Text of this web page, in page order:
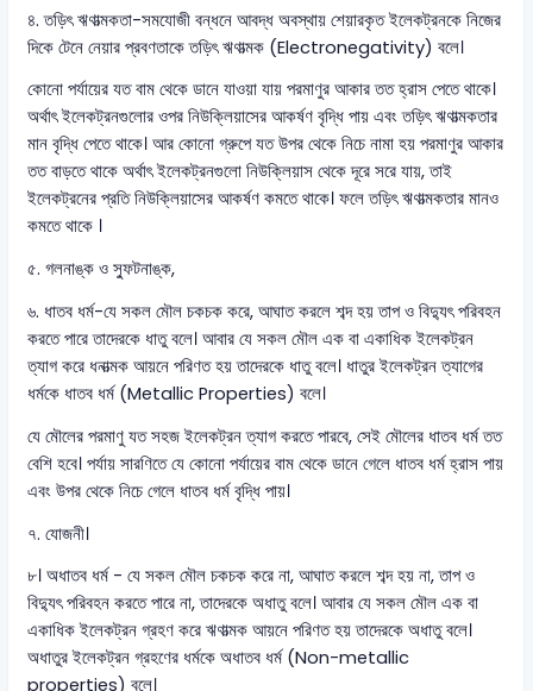
৪. তড়িৎ ঋণাত্মকতা-সমযোজী বন্ধনে আবদ্ধ অবস্থায় শেয়ারকৃত ইলেকট্রনকে নিজের
দিকে টেনে নেয়ার প্রবণতাকে তড়িৎ ঋণাত্মক (Electronegativity) বলে।
কোনো পর্যায়ের যত বাম থেকে ডানে যাওয়া যায় পরমাণুর আকার তত হ্রাস পেতে থাকে।
অর্থাৎ ইলেকট্রনগুলোর ওপর নিউক্লিয়াসের আকর্ষণ বৃদ্ধি পায় এবং তড়িৎ ঋণাত্মকতার
মান বৃদ্ধি পেতে থাকে। আর কোনো গ্রুপে যত উপর থেকে নিচে নামা হয় পরমাণুর আকার
তত বাড়তে থাকে অর্থাৎ ইলেকট্রনগুলো নিউক্লিয়াস থেকে দূরে সরে যায়, তাই
ইলেকট্রনের প্রতি নিউক্লিয়াসের আকর্ষণ কমতে থাকে। ফলে তড়িৎ ঋণাত্মকতার মানও
কমতে থাকে ।
৫. গলনাঙ্ক ও স্ফুটনাঙ্ক,
৬. ধাতব ধর্ম-যে সকল মৌল চকচক করে, আঘাত করলে শব্দ হয় তাপ ও বিদ্যুৎ পরিবহন
করতে পারে তাদেরকে ধাতু বলে। আবার যে সকল মৌল এক বা একাধিক ইলেকট্রন
ত্যাগ করে ধনাত্মক আয়নে পরিণত হয় তাদেরকে ধাতু বলে। ধাতুর ইলেকট্রন ত্যাগের
ধর্মকে ধাতব ধর্ম (Metallic Properties) বলে।
যে মৌলের পরমাণু যত সহজ ইলেকট্রন ত্যাগ করতে পারবে, সেই মৌলের ধাতব ধর্ম তত
বেশি হবে। পর্যায় সারণিতে যে কোনো পর্যায়ের বাম থেকে ডানে গেলে ধাতব ধর্ম হ্রাস পায়
এবং উপর থেকে নিচে গেলে ধাতব ধর্ম বৃদ্ধি পায়।
৭. যোজনী।
৮। অধাতব ধর্ম - যে সকল মৌল চকচক করে না, আঘাত করলে শব্দ হয় না, তাপ ও
বিদ্যুৎ পরিবহন করতে পারে না, তাদেরকে অধাতু বলে। আবার যে সকল মৌল এক বা
একাধিক ইলেকট্রন গ্রহণ করে ঋণাত্মক আয়নে পরিণত হয় তাদেরকে অধাতু বলে।
অধাতুর ইলেকট্রন গ্রহণের ধর্মকে অধাতব ধর্ম (Non-metallic
properties) বলে।